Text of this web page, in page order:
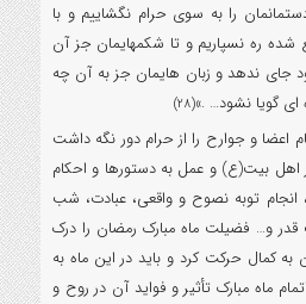
را به سوی حرام نگشاییم و با
ره نسپاریم و تا شکمهایمان جز آن
جای ندهد و زبان هایمان جز به آن چه
ای گویا نشود… .»(28)
اعضا و جوارح را از حرام دور نگه داشت
اهل بیت(ع) و عمل به دستورها و احکام
انجام توبه نصوح و واقعی، عبادت، شب
و… فضیلت ماه مبارک رمضان را درک
به کمال حرکت کرد و باید در این ماه به
ماه مبارک تأثیر و فواید آن در روح و